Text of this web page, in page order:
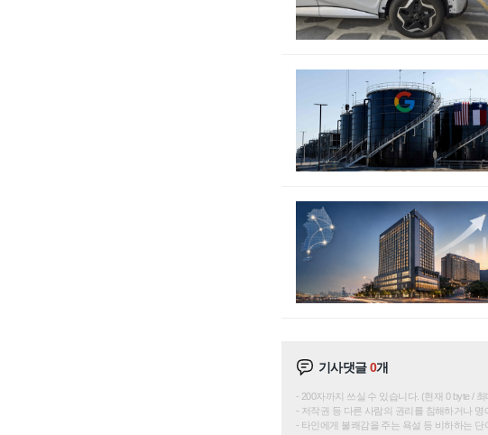
기사댓글0개
200자까지 쓰실 수 있습니다. (현재 0 byte / 최
저작권 등 다른 사람의 권리를 침해하거나
타인에게 불쾌감을 주는 욕설 등 비하하는